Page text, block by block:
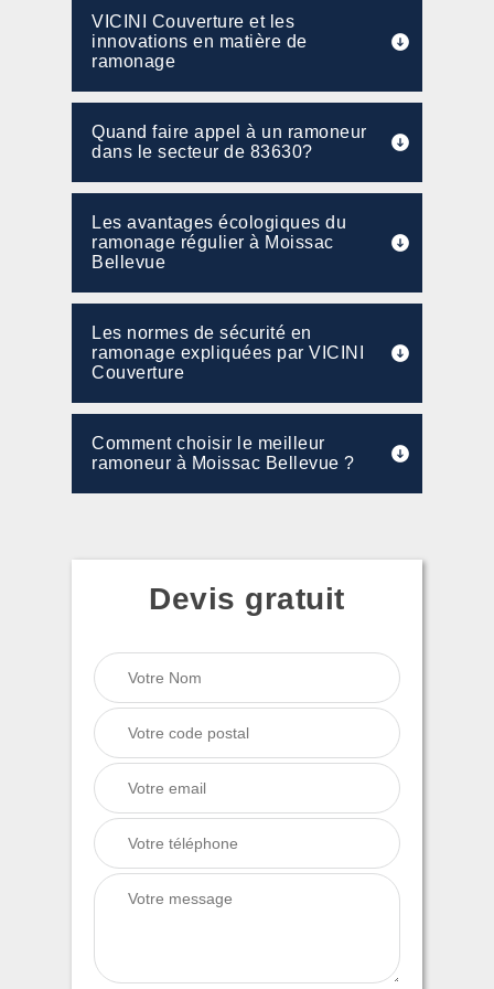
VICINI Couverture et les
innovations en matière de
ramonage
Quand faire appel à un ramoneur
dans le secteur de 83630?
Les avantages écologiques du
ramonage régulier à Moissac
Bellevue
Les normes de sécurité en
ramonage expliquées par VICINI
Couverture
Comment choisir le meilleur
ramoneur à Moissac Bellevue ?
Devis gratuit